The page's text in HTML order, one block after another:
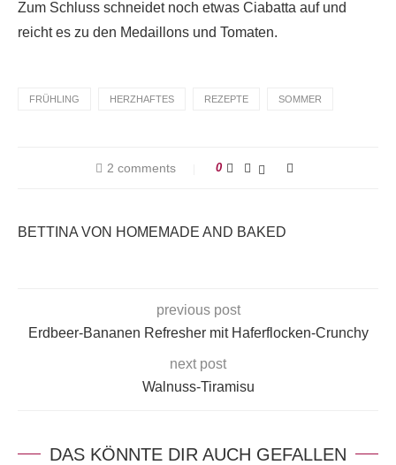
Zum Schluss schneidet noch etwas Ciabatta auf und
reicht es zu den Medaillons und Tomaten.
FRÜHLING HERZHAFTES REZEPTE SOMMER
2 comments 0
BETTINA VON HOMEMADE AND BAKED
previous post
Erdbeer-Bananen Refresher mit Haferflocken-Crunchy
next post
Walnuss-Tiramisu
DAS KÖNNTE DIR AUCH GEFALLEN